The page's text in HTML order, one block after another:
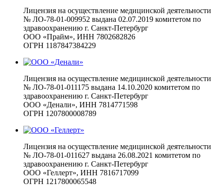
Лицензия на осуществление медицинской деятельности
№ ЛО-78-01-009952 выдана 02.07.2019 комитетом по
здравоохранению г. Санкт-Петербург
ООО «Прайм», ИНН 7802682826
ОГРН 1187847384229
Лицензия на осуществление медицинской деятельности
№ ЛО-78-01-011175 выдана 14.10.2020 комитетом по
здравоохранению г. Санкт-Петербург
ООО «Денали», ИНН 7814771598
ОГРН 1207800008789
Лицензия на осуществление медицинской деятельности
№ ЛО-78-01-011627 выдана 26.08.2021 комитетом по
здравоохранению г. Санкт-Петербург
ООО «Геллерт», ИНН 7816717099
ОГРН 1217800065548